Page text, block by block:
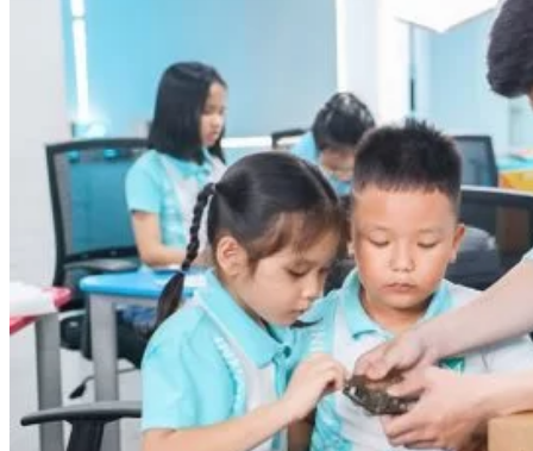
Tạo Mẫu Và Chăm Sóc Sắc Đẹp
Truyền Thông Đa Phương Tiện
Công Nghệ Thông Tin
An Ninh Mạng
Thiết Kế Đồ Họa
Âm Nhạc
Điện Công Nghiệp Và Dân Dụng
Văn Hóa Phổ Thông
Nâng Cao Năng Lực Tiếng Anh – Chuẩn TOEIC
Tin Tức
HỌC BỔNG 2026
Học kỹ năng
Đào Tạo Nghề
Hoạt Động
Văn Hóa Ẩm Thực Việt Nam
Sự Kiện Hướng Nghiệp Á Âu
Siêu Thị ĐVP Market